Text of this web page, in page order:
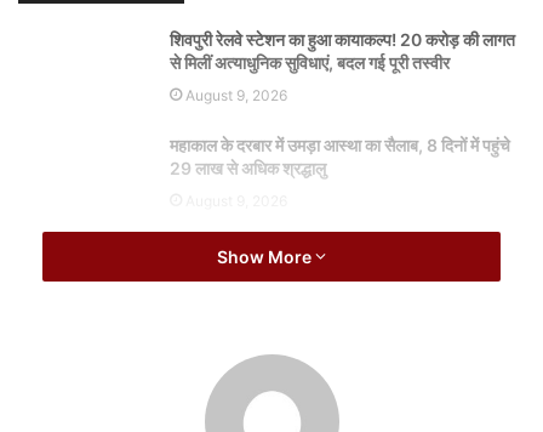
शिवपुरी रेलवे स्टेशन का हुआ कायाकल्प! 20 करोड़ की लागत
से मिलीं अत्याधुनिक सुविधाएं, बदल गई पूरी तस्वीर
August 9, 2026
महाकाल के दरबार में उमड़ा आस्था का सैलाब, 8 दिनों में पहुंचे
29 लाख से अधिक श्रद्धालु
अकलेरा से लेकर आया था परिवार का राशन
खिलचीपुर के कालाजी बड़ली निवासी बिरम मोगिया मजदूरी कर परिवार चलाता है।
Show More